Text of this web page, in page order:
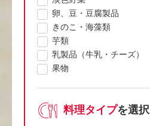
卵、豆・豆腐製品
きのこ・海藻類
芋類
乳製品（牛乳・チーズ）
果物
料理タイプを選択